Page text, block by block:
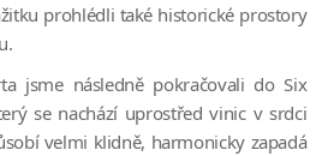
prohlédli také historické prostory
jsme následně pokračovali do Six
se nachází uprostřed vinic v srdci
velmi klidně, harmonicky zapadá